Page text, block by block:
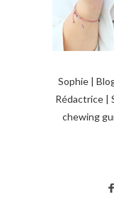
Sophie |
Rédactrice |
chewing